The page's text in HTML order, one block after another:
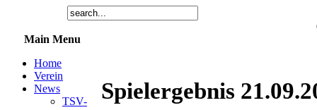
Main Menu
Home
Verein
News
TSV-
Spielergebnis